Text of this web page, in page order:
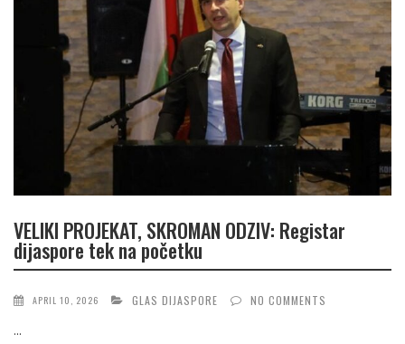
VELIKI PROJEKAT, SKROMAN ODZIV: Registar
dijaspore tek na početku
APRIL 10, 2026 GLAS DIJASPORE NO COMMENTS
...